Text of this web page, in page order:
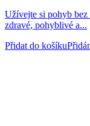
Užívejte si pohyb
zdravé, pohyblivé a...
Přidat do košíku